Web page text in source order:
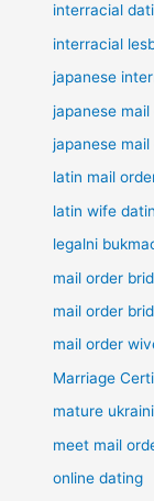
interracial
interracial
japanese
japanese
japanese
latin mail
latin wife
legalni
mail order
mail order
mail order
Marriage
mature
meet mail
online dating